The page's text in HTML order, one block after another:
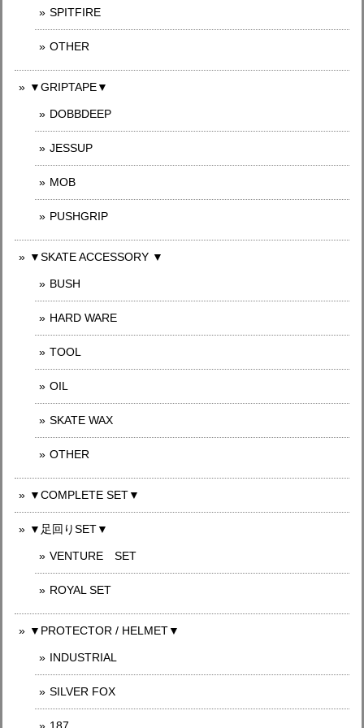
SPITFIRE
OTHER
▼GRIPTAPE▼
DOBBDEEP
JESSUP
MOB
PUSHGRIP
▼SKATE ACCESSORY ▼
BUSH
HARD WARE
TOOL
OIL
SKATE WAX
OTHER
▼COMPLETE SET▼
▼足回りSET▼
VENTURE SET
ROYAL SET
▼PROTECTOR / HELMET▼
INDUSTRIAL
SILVER FOX